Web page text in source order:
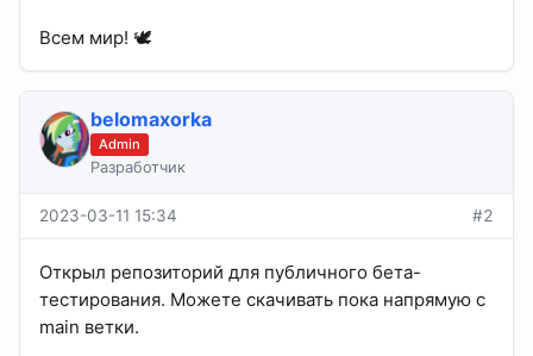
Всем мир! 🕊
belomaxorka
Admin
Разработчик
2023-03-11 15:34 #2
Открыл репозиторий для публичного бета-
тестирования. Можете скачивать пока напрямую с
main ветки.